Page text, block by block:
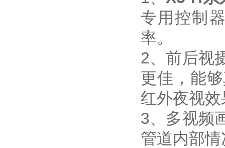
专用控制
率。
2、前后视
更佳，能
红外夜视
3、多视频
管道内部